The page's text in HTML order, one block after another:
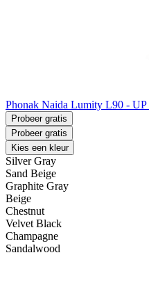
Phonak Naida Lumity L90 - UP
Probeer gratis
Probeer gratis
Kies een kleur
Silver Gray
Sand Beige
Graphite Gray
Beige
Chestnut
Velvet Black
Champagne
Sandalwood